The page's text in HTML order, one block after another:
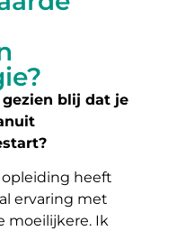
gezien blij dat je
opleiding heeft
ervaring met
moeilijkere. Ik